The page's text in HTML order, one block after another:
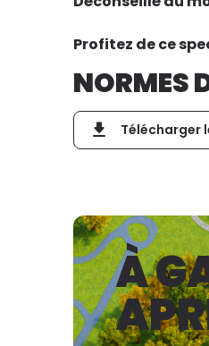
Profitez de ce
NORMES
Télécharger
À